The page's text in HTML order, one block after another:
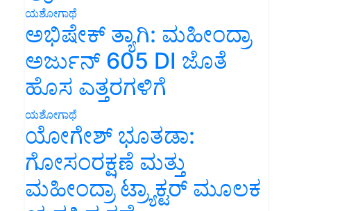
ಯಶೋಗಾಥೆ
ಅಭಿಷೇಕ್ ತ್ಯಾಗಿ: ಮಹೀಂದ್ರಾ
ಅರ್ಜುನ್ 605 DI ಜೊತೆ
ಹೊಸ ಎತ್ತರಗಳಿಗೆ
ಯಶೋಗಾಥೆ
ಯೋಗೇಶ್ ಭೂತಡಾ:
ಗೋಸಂರಕ್ಷಣೆ ಮತ್ತು
ಮಹೀಂದ್ರಾ ಟ್ರ್ಯಾಕ್ಟರ್ ಮೂಲಕ